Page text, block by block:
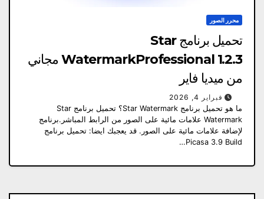
محرر الصور
تحميل برنامج Star
WatermarkProfessional 1.2.3 مجاني
من ميديا ​​فاير
فبراير 4, 2026
ما هو تحميل برنامج Star Watermark؟ تحميل برنامج Star
Watermark علامات مائية على الصور من الرابط المباشر.برنامج
لإضافة علامات مائية على الصور. قد يعجبك ايضا: تحميل برنامج
Picasa 3.9 Build…